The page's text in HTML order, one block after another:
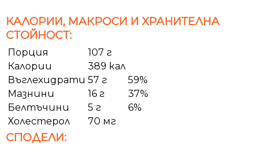
КАЛОРИИ, МАКРОСИ И ХРАНИТЕЛНА
СТОЙНОСТ:
Порция
107 г
Калории
389 кал
Въглехидрати 57 г
59%
Мазнини
16 г
37%
Белтъчини
5 г
6%
Холестерол
70 мг
СПОДЕЛИ: